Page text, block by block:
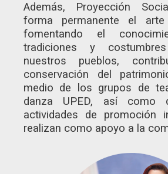
Además, Proyección
forma permanente el
fomentando el
tradiciones y
nuestros pueblos,
conservación del
medio de los grupos de
danza UPED, así como
actividades de promoción
realizan como apoyo a la